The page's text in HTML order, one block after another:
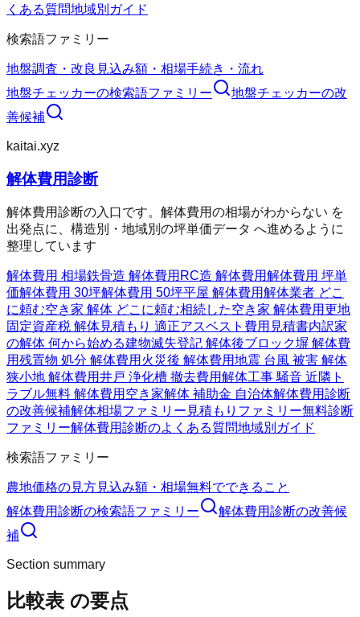
くある質問地域別ガイド
検索語ファミリー
地盤調査・改良 見込み額・相場手続き・流れ
地盤チェッカーの検索語ファミリー 地盤チェッカーの改
善候補
kaitai.xyz
解体費用診断
解体費用診断の入口です。解体費用の相場がわからない を
出発点に、構造別・地域別の坪単価データ へ進めるように
整理しています
解体費用 相場鉄骨造 解体費用 RC造 解体費用解体費用 坪単
価解体費用 30坪解体費用 50坪平屋 解体費用解体業者 どこ
に頼む空き家 解体 どこに頼む相続した空き家 解体費用更地
固定資産税 解体見積もり 適正アスベスト費用 見積書内訳家
の解体 何から始める建物滅失登記 解体後ブロック塀 解体費
用残置物 処分 解体費用 火災後 解体費用地震 台風 被害 解体
狭小地 解体費用井戸 浄化槽 撤去費用解体工事 騒音 近隣ト
ラブル無料 解体費用 空き家解体 補助金 自治体解体費用診断
の改善候補解体相場ファミリー 見積もりファミリー無料診断
ファミリー解体費用診断のよくある質問地域別ガイド
検索語ファミリー
農地価格の見方見込み額・相場無料でできること
解体費用診断の検索語ファミリー 解体費用診断の改善候
補
Section summary
比較表 の要点